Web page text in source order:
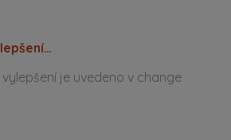
je uvedeno v change